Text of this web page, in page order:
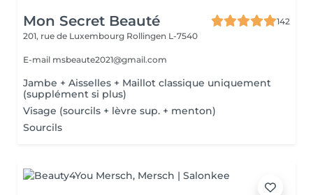
Mon Secret Beauté
142
201, rue de Luxembourg Rollingen L-7540
E-mail msbeaute2021@gmail.com
Jambe + Aisselles + Maillot classique uniquement
(supplément si plus)
Visage (sourcils + lèvre sup. + menton)
Sourcils